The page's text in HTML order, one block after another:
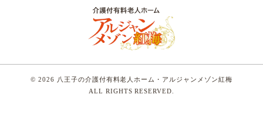
© 2026 八王子の介護付有料老人ホーム・アルジャンメゾン紅梅
ALL RIGHTS RESERVED.